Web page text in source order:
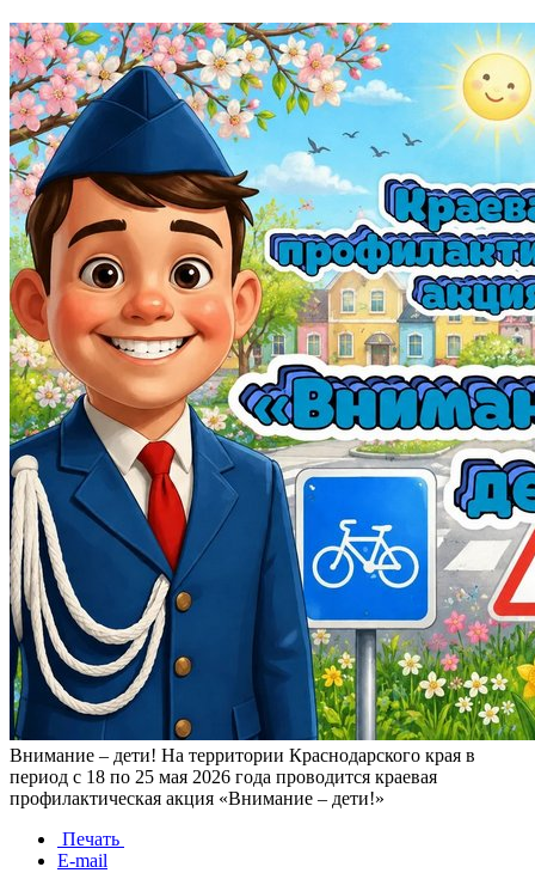
Внимание – дети! На территории Краснодарского края в
период с 18 по 25 мая 2026 года проводится краевая
профилактическая акция «Внимание – дети!»
Печать
E-mail